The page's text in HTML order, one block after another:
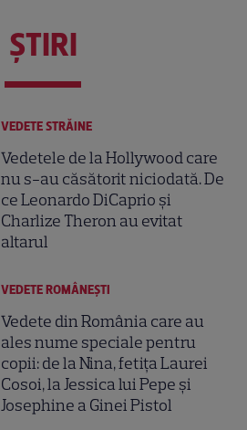
ŞTIRI
VEDETE STRĂINE
Vedetele de la Hollywood care
nu s-au căsătorit niciodată. De
ce Leonardo DiCaprio și
Charlize Theron au evitat
altarul
VEDETE ROMÂNEŞTI
Vedete din România care au
ales nume speciale pentru
copii: de la Nina, fetița Laurei
Cosoi, la Jessica lui Pepe și
Josephine a Ginei Pistol